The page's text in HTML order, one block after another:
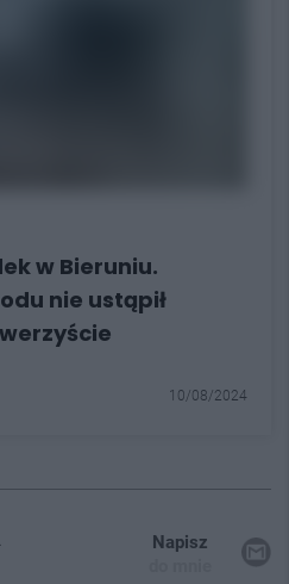
w Bieruniu.
nie ustąpił
10/08/2024
Napisz